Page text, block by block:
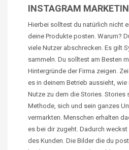
INSTAGRAM
Hierbei solltest du natürlich nicht
deine Produkte posten. Warum?
viele Nutzer abschrecken. Es gilt
sammeln. Du solltest am Besten
Hintergründe der Firma zeigen.
es in deinem Betrieb aussieht, wie
Nutze zu dem die Stories. Stories
Methode, sich und sein ganzes
vermarkten. Menschen erhalten
es bei dir zugeht. Dadurch
des Kunden. Die Bilder die du